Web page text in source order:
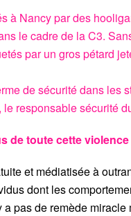
à Nancy par des
le cadre de la C3.
par un gros pétard
de sécurité dans les
responsable sécurité
de toute cette
et médiatisée à
dont les
a pas de remède